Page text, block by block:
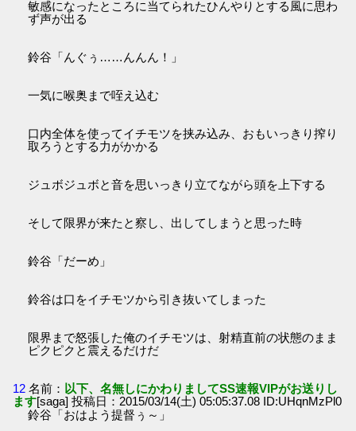
敏感になったところに当てられたひんやりとする風に思わ
ず声が出る
鈴谷「んぐぅ……んんん！」
一気に喉奥まで咥え込む
口内全体を使ってイチモツを挟み込み、おもいっきり搾り
取ろうとする力がかかる
ジュボジュボと音を思いっきり立てながら頭を上下する
そして限界が来たと察し、出してしまうと思った時
鈴谷「だーめ」
鈴谷は口をイチモツから引き抜いてしまった
限界まで怒張した俺のイチモツは、射精直前の状態のまま
ピクピクと震えるだけだ
12 名前： 以下、名無しにかわりましてSS速報VIPがお送りし
ます[saga] 投稿日：2015/03/14(土) 05:05:37.08 ID:UHqnMzPl0
鈴谷「おはよう提督ぅ～」